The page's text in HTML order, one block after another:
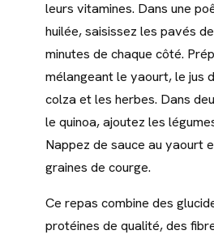
leurs vitamines. Dans une
huilée, saisissez les pavés
minutes de chaque côté.
mélangeant le yaourt, le jus
colza et les herbes. Dans
le quinoa, ajoutez les
Nappez de sauce au yaourt
graines de courge.
Ce repas combine des
protéines de qualité, des